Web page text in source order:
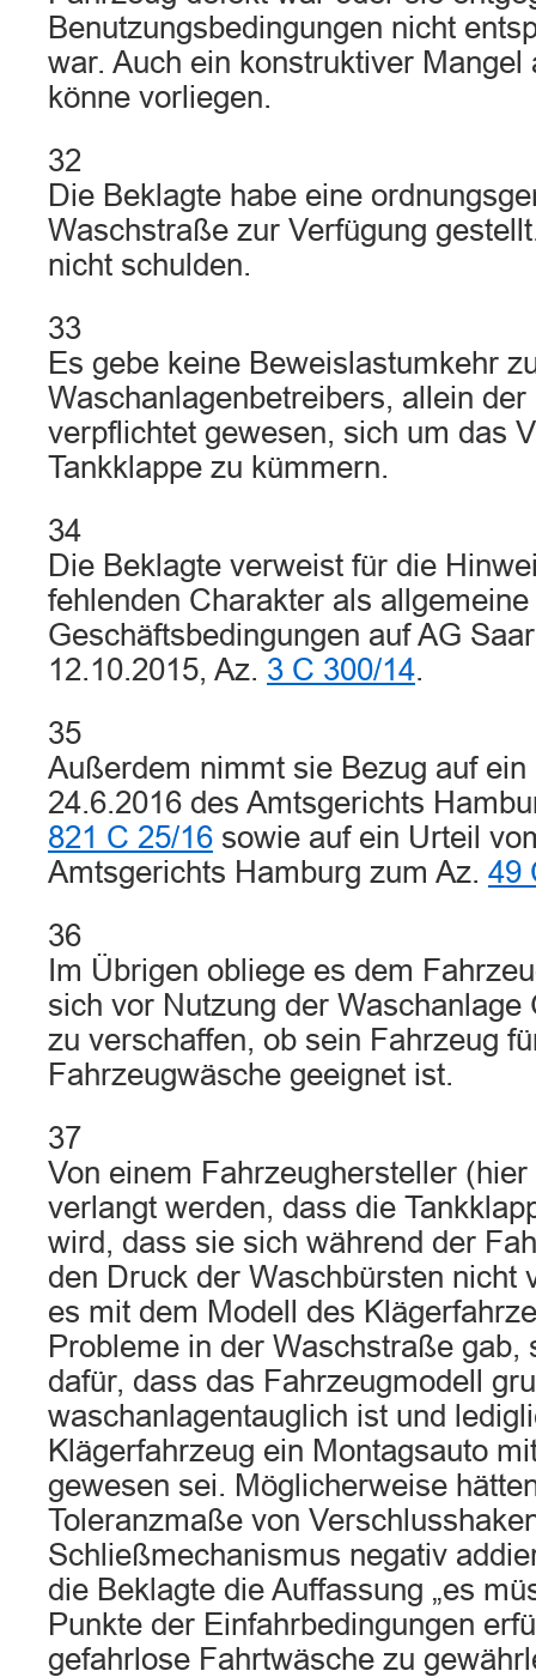
Benutzungsbedingungen nicht
war. Auch ein konstruktiver
könne vorliegen.
32
Die Beklagte habe eine
Waschstraße zur Verfügung
nicht schulden.
33
Es gebe keine Beweislastumkehr
Waschanlagenbetreibers, allein der
verpflichtet gewesen, sich um das
Tankklappe zu kümmern.
34
Die Beklagte verweist für die
fehlenden Charakter als allgemeine
Geschäftsbedingungen auf AG
12.10.2015, Az. 3 C 300/14.
35
Außerdem nimmt sie Bezug auf
24.6.2016 des Amtsgerichts
821 C 25/16 sowie auf ein Urteil
Amtsgerichts Hamburg zum Az. 49
36
Im Übrigen obliege es dem
sich vor Nutzung der Waschanlage
zu verschaffen, ob sein Fahrzeug
Fahrzeugwäsche geeignet ist.
37
Von einem Fahrzeughersteller
verlangt werden, dass die
wird, dass sie sich während der
den Druck der Waschbürsten nicht
es mit dem Modell des
Probleme in der Waschstraße gab,
dafür, dass das Fahrzeugmodell
waschanlagentauglich ist und
Klägerfahrzeug ein Montagsauto
gewesen sei. Möglicherweise
Toleranzmaße von
Schließmechanismus negativ
die Beklagte die Auffassung „es
Punkte der Einfahrbedingungen
gefahrlose Fahrtwäsche zu